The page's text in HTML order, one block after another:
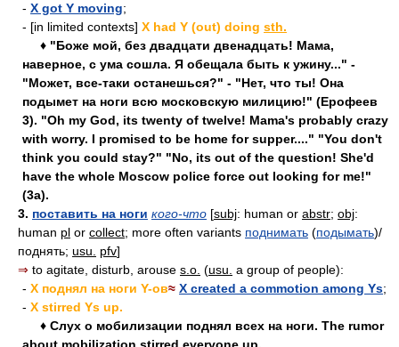
- X got Y moving;
- [in limited contexts] X had Y (out) doing sth.
♦ "Боже мой, без двадцати двенадцать! Мама,
наверное, с ума сошла. Я обещала быть к ужину..." -
"Может, все-таки останешься?" - "Нет, что ты! Она
подымет на ноги всю московскую милицию!" (Ерофеев
3). "Oh my God, its twenty of twelve! Mama's probably crazy
with worry. I promised to be home for supper...." "You don't
think you could stay?" "No, its out of the question! She'd
have the whole Moscow police force out looking for me!"
(3a).
3. поставить на ноги кого-что [subj: human or abstr; obj:
human pl or collect; more often variants поднимать (подымать)/
поднять; usu. pfv]
⇒ to agitate, disturb, arouse s.o. (usu. a group of people):
- X поднял на ноги Y-ов≈ X created a commotion among Ys;
- X stirred Ys up.
♦ Слух о мобилизации поднял всех на ноги. The rumor